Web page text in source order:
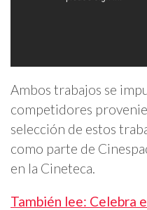
Ambos trabajos se
competidores
selección de estos
como parte de
en la Cineteca.
También lee: Celebra